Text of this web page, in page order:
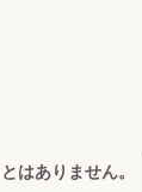
はありません。